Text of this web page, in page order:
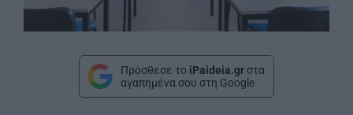
Πρόσθεσε το iPaideia.gr στα
αγαπημένα σου στη Google